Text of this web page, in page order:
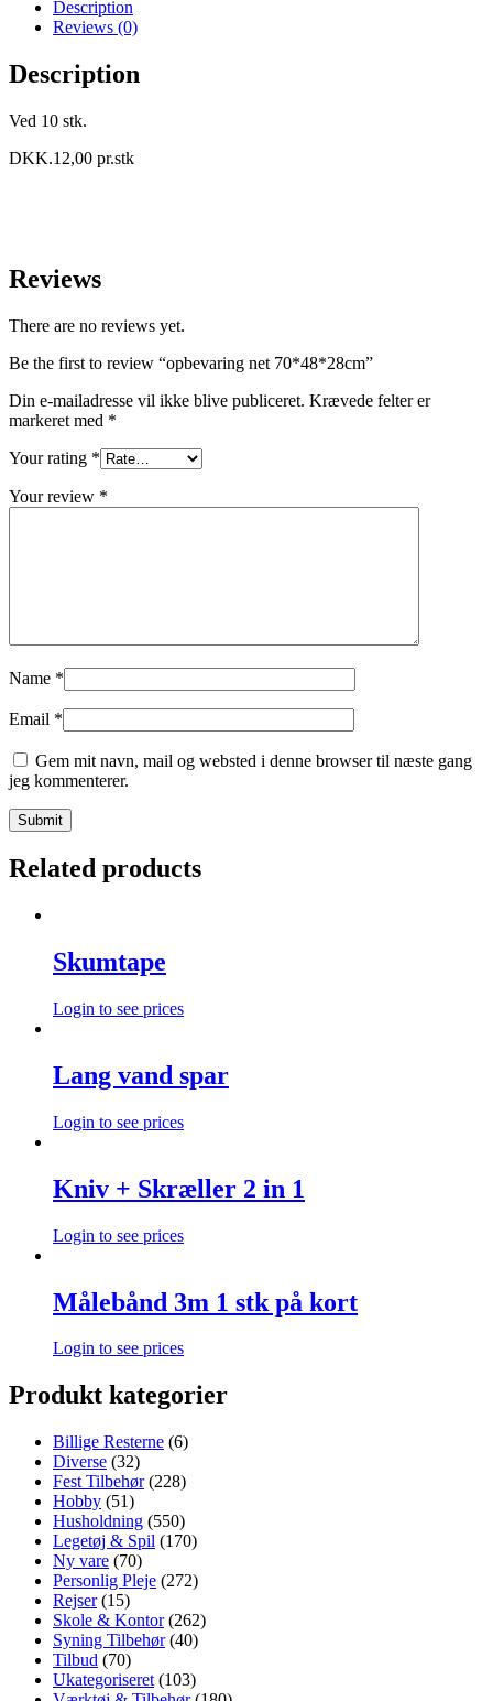
Description
Reviews (0)
Description
Ved 10 stk.
DKK.12,00 pr.stk
Reviews
There are no reviews yet.
Be the first to review “opbevaring net 70*48*28cm”
Din e-mailadresse vil ikke blive publiceret. Krævede felter er
markeret med *
Your rating *
Your review *
Name *
Email *
Gem mit navn, mail og websted i denne browser til næste gang
jeg kommenterer.
Related products
Skumtape
Login to see prices
Lang vand spar
Login to see prices
Kniv + Skræller 2 in 1
Login to see prices
Målebånd 3m 1 stk på kort
Login to see prices
Produkt kategorier
Billige Resterne (6)
Diverse (32)
Fest Tilbehør (228)
Hobby (51)
Husholdning (550)
Legetøj & Spil (170)
Ny vare (70)
Personlig Pleje (272)
Rejser (15)
Skole & Kontor (262)
Syning Tilbehør (40)
Tilbud (70)
Ukategoriseret (103)